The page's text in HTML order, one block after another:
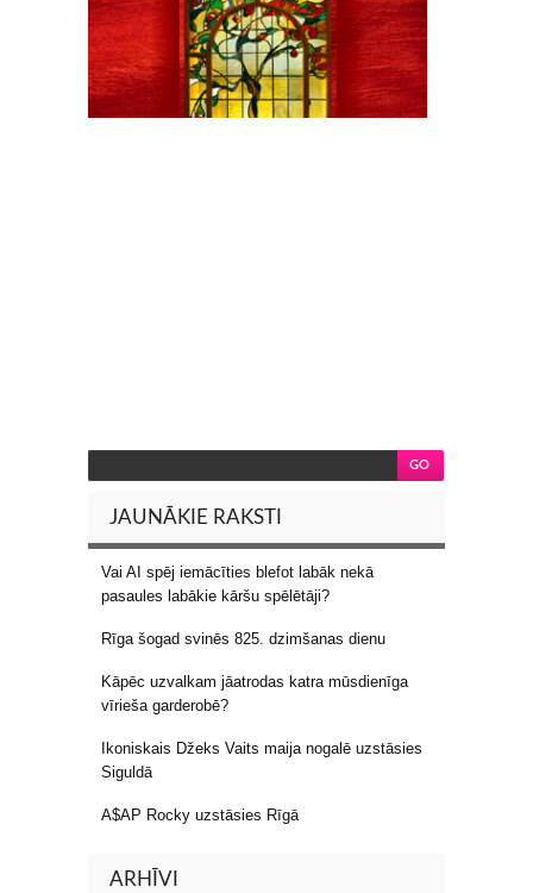
JAUNĀKIE RAKSTI
Vai AI spēj iemācīties blefot labāk nekā
pasaules labākie kāršu spēlētāji?
Rīga šogad svinēs 825. dzimšanas dienu
Kāpēc uzvalkam jāatrodas katra mūsdienīga
vīrieša garderobē?
Ikoniskais Džeks Vaits maija nogalē uzstāsies
Siguldā
A$AP Rocky uzstāsies Rīgā
ARHĪVI